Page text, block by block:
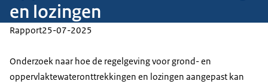
en lozingen
Rapport25-07-2025
Onderzoek naar hoe de regelgeving voor grond- en
oppervlaktewateronttrekkingen en lozingen aangepast kan